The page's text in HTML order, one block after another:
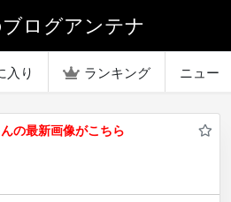
ログアンテナ
入り ランキング ニュー
の最新画像がこちら